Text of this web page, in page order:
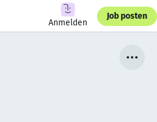
Anmelden
Job posten